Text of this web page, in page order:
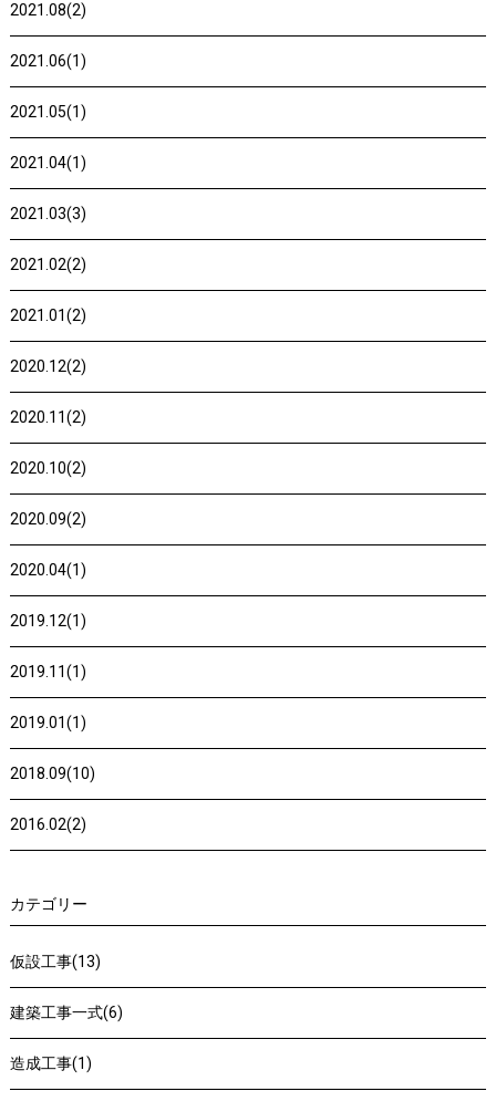
2021.08(2)
2021.06(1)
2021.05(1)
2021.04(1)
2021.03(3)
2021.02(2)
2021.01(2)
2020.12(2)
2020.11(2)
2020.10(2)
2020.09(2)
2020.04(1)
2019.12(1)
2019.11(1)
2019.01(1)
2018.09(10)
2016.02(2)
カテゴリー
仮設工事(13)
建築工事一式(6)
造成工事(1)